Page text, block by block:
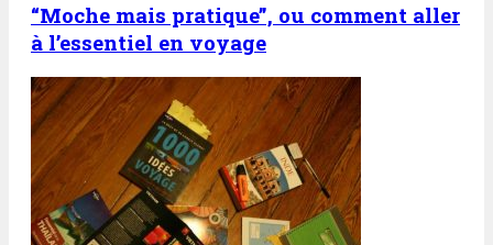
“Moche mais pratique”, ou comment aller
à l’essentiel en voyage